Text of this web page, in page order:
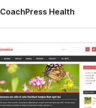
CoachPress Health